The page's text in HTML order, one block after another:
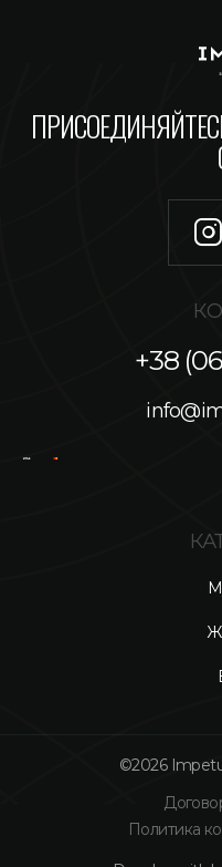
+38
©2026
Политика